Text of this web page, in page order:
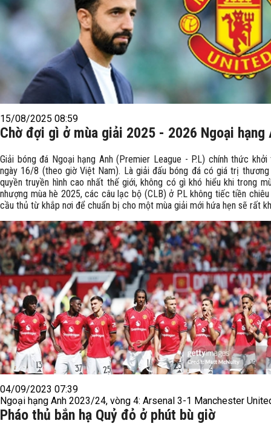
15/08/2025 08:59
Chờ đợi gì ở mùa giải 2025 - 2026 Ngoại hạng
Giải bóng đá Ngoại hạng Anh (Premier League - P.L) chính thức khởi
ngày 16/8 (theo giờ Việt Nam). Là giải đấu bóng đá có giá trị thương
quyền truyền hình cao nhất thế giới, không có gì khó hiểu khi trong
nhượng mùa hè 2025, các câu lạc bộ (CLB) ở P.L không tiếc tiền
cầu thủ từ khắp nơi để chuẩn bị cho một mùa giải mới hứa hẹn sẽ rất
04/09/2023 07:39
Ngoại hạng Anh 2023/24, vòng 4: Arsenal 3-1 Manchester
Pháo thủ bắn hạ Quỷ đỏ ở phút bù giờ